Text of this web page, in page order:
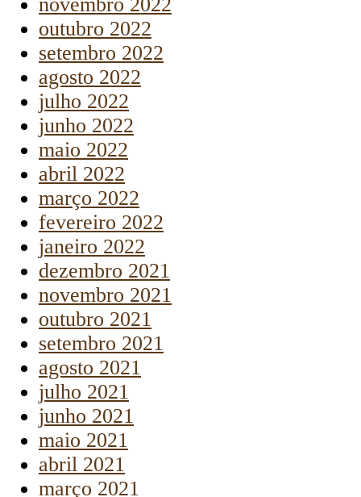
outubro 2022
setembro 2022
agosto 2022
julho 2022
junho 2022
maio 2022
abril 2022
março 2022
fevereiro 2022
janeiro 2022
dezembro 2021
novembro 2021
outubro 2021
setembro 2021
agosto 2021
julho 2021
junho 2021
maio 2021
abril 2021
março 2021